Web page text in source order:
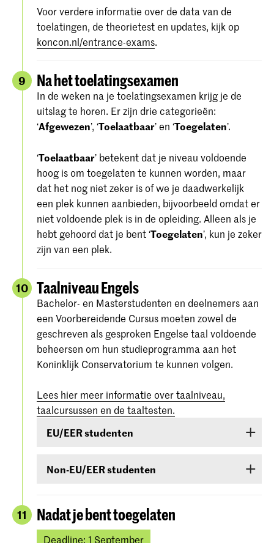
Voor verdere informatie over de data van de
toelatingen, de theorietest en updates, kijk op
koncon.nl/entrance-exams.
9 Na het toelatingsexamen
In de weken na je toelatingsexamen krijg je de
uitslag te horen. Er zijn drie categorieën:
‘Afgewezen’, ‘Toelaatbaar’ en ‘Toegelaten’.
‘Toelaatbaar’ betekent dat je niveau voldoende
hoog is om toegelaten te kunnen worden, maar
dat het nog niet zeker is of we je daadwerkelijk
een plek kunnen aanbieden, bijvoorbeeld omdat er
niet voldoende plek is in de opleiding. Alleen als je
hebt gehoord dat je bent ‘Toegelaten’, kun je zeker
zijn van een plek.
10 Taalniveau Engels
Bachelor- en Masterstudenten en deelnemers aan
een Voorbereidende Cursus moeten zowel de
geschreven als gesproken Engelse taal voldoende
beheersen om hun studieprogramma aan het
Koninklijk Conservatorium te kunnen volgen.
Lees hier meer informatie over taalniveau,
taalcursussen en de taaltesten.
EU/EER studenten
Suriname die de Engelse taal onvoldoende
dat je de Engelse taal onvoldoende beheerst,
ben je verplicht een cursus te volgen en in het
Non-EU/EER studenten
masteropleiding of voorbereidende cursus en je
komt uit een land buiten de EU (met
uitzondering van Canada, Australië, Nieuw-
11 Nadat je bent toegelaten
Deadline: 1 September